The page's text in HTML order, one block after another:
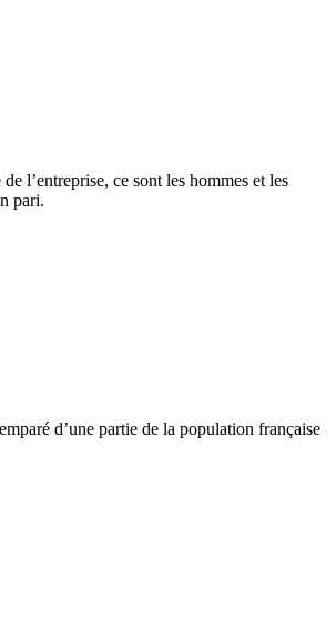
l’entreprise, ce sont les hommes et les
pari.
d’une partie de la population française